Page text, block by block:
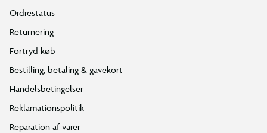
Ordrestatus
Returnering
Fortryd køb
Bestilling, betaling & gavekort
Handelsbetingelser
Reklamationspolitik
Reparation af varer